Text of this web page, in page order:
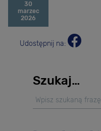
30
marzec
2026
Udostępnij na:
Szukaj…